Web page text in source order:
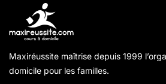
Maxiréussite maîtrise depuis 1999
domicile pour les familles.